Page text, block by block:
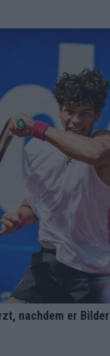
nachdem er